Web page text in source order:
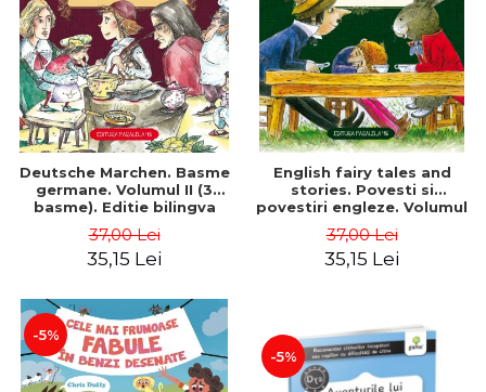
Deutsche Marchen. Basme
germane. Volumul II (3
basme). Editie bilingva
Wilhelm
37,00 Lei
35,15 Lei
English fairy tales and
stories. Povesti si
povestiri engleze. Volumul
romana). Editia a II-a -
Carroll Lewis, Lawrence
37,00 Lei
35,15 Lei
-5%
-5%